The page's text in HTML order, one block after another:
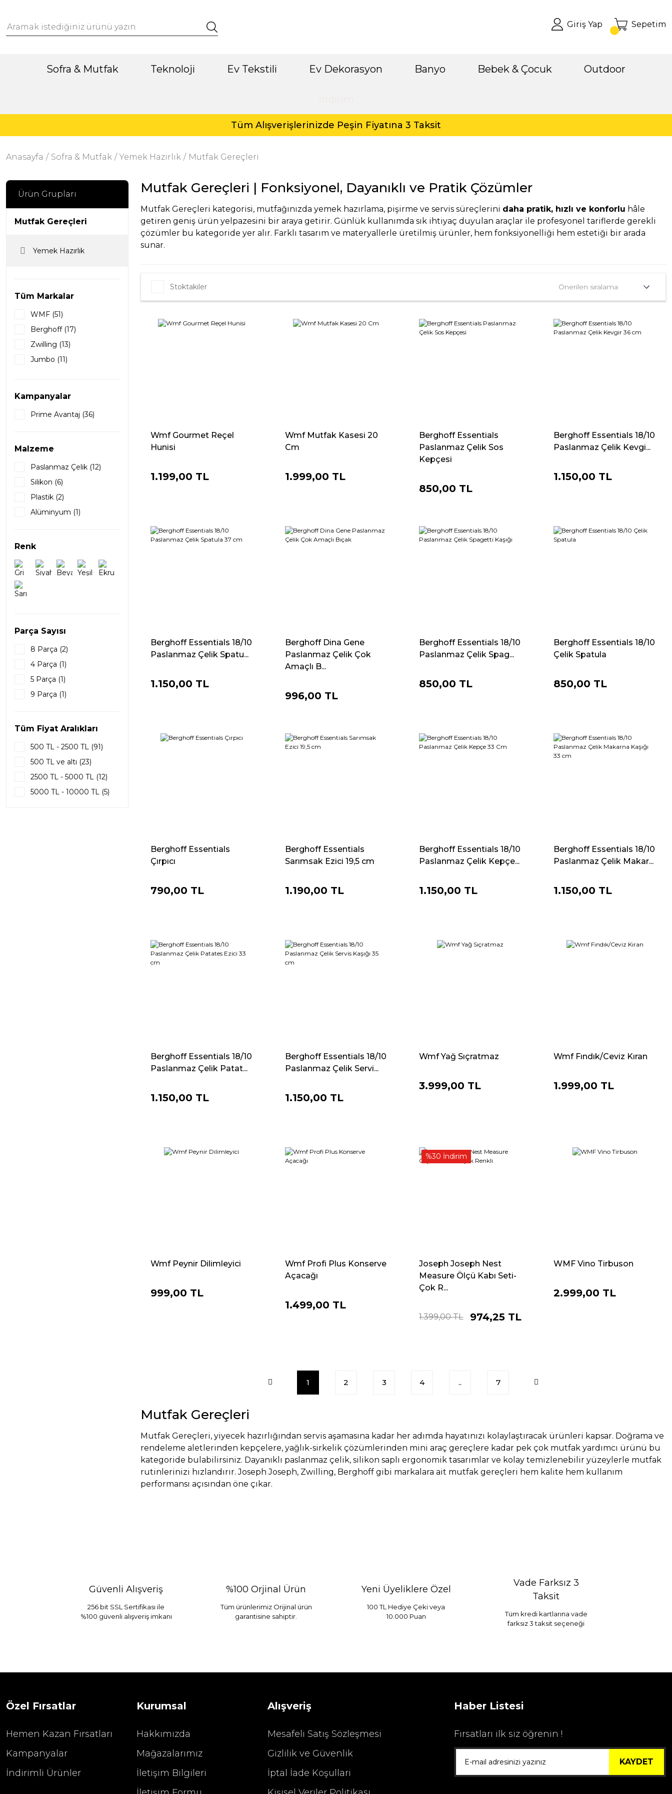
Giriş Yap Sepetim
Sofra & Mutfak Teknoloji Ev Tekstili Ev Dekorasyon Banyo Bebek & Çocuk Outdoor
Tüm Alışverişlerinizde Peşin Fiyatına 3 Taksit
Anasayfa Sofra & Mutfak Yemek Hazırlık Mutfak Gereçleri
Ürün Grupları
Mutfak Gereçleri
Yemek Hazırlık
Tüm Markalar
WMF (51)
Berghoff (17)
Zwilling (13)
Jumbo (11)
The Mia (7)
Aryıldız (3)
AdHoc (2)
Porland (2)
Alessi (1)
Emile Henry (1)
Kampanyalar
Prime Avantaj (36)
Malzeme
Paslanmaz Çelik (12)
Silikon (6)
Plastik (2)
Alüminyum (1)
Renk
Parça Sayısı
8 Parça (2)
4 Parça (1)
5 Parça (1)
9 Parça (1)
Tüm Fiyat Aralıkları
500 TL - 2500 TL (91)
500 TL ve altı (23)
2500 TL - 5000 TL (12)
5000 TL - 10000 TL (5)
Mutfak Gereçleri | Fonksiyonel, Dayanıklı ve Pratik Çözümler
Mutfak Gereçleri kategorisi, mutfağınızda yemek hazırlama, pişirme ve servis süreçlerini daha pratik, hızlı ve konforlu hâle
getiren geniş ürün yelpazesini bir araya getirir. Günlük kullanımda sık ihtiyaç duyulan araçlar ile profesyonel tariflerde gerekli
çözümler bu kategoride yer alır. Farklı tasarım ve materyallerle üretilmiş ürünler, hem fonksiyonelliği hem estetiği bir arada
sunar.
Stoktakiler
Wmf Gourmet Reçel
Hunisi
1.199,00 TL
Wmf Mutfak Kasesi 20
Cm
1.999,00 TL
Berghoff Essentials
Paslanmaz Çelik Sos
Kepçesi
850,00 TL
Berghoff Essentials 18/10
Paslanmaz Çelik Kevgi...
1.150,00 TL
Berghoff Essentials 18/10
Paslanmaz Çelik Spatu...
1.150,00 TL
Berghoff Dina Gene
Paslanmaz Çelik Çok
Amaçlı B...
996,00 TL
Berghoff Essentials 18/10
Paslanmaz Çelik Spag...
850,00 TL
Berghoff Essentials 18/10
Çelik Spatula
850,00 TL
Berghoff Essentials
Çırpıcı
790,00 TL
Berghoff Essentials
Sarımsak Ezici 19,5 cm
1.190,00 TL
Berghoff Essentials 18/10
Paslanmaz Çelik Kepçe...
1.150,00 TL
Berghoff Essentials 18/10
Paslanmaz Çelik Makar...
1.150,00 TL
Berghoff Essentials 18/10
Paslanmaz Çelik Patat...
1.150,00 TL
Berghoff Essentials 18/10
Paslanmaz Çelik Servi...
1.150,00 TL
Wmf Yağ Sıçratmaz
3.999,00 TL
Wmf Fındık/Ceviz Kıran
1.999,00 TL
Wmf Peynir Dilimleyici
999,00 TL
Wmf Profi Plus Konserve
Açacağı
1.499,00 TL
%30 İndirim
Joseph Joseph Nest
Measure Ölçü Kabı Seti-
Çok R...
1.399,00 TL 974,25 TL
WMF Vino Tirbuson
2.999,00 TL
1 2 3 4 .. 7
Mutfak Gereçleri
Mutfak Gereçleri, yiyecek hazırlığından servis aşamasına kadar her adımda hayatınızı kolaylaştıracak ürünleri kapsar. Doğrama ve
rendeleme aletlerinden kepçelere, yağlık-sirkelik çözümlerinden mini araç gereçlere kadar pek çok mutfak yardımcı ürünü bu
kategoride bulabilirsiniz. Dayanıklı paslanmaz çelik, silikon saplı ergonomik tasarımlar ve kolay temizlenebilir yüzeylerle mutfak
rutinlerinizi hızlandırır. Joseph Joseph, Zwilling, Berghoff gibi markalara ait mutfak gereçleri hem kalite hem kullanım
performansı açısından öne çıkar.
Güvenli Alışveriş
256 bit SSL Sertifikası ile
%100 güvenli alışveriş imkanı
%100 Orjinal Ürün
Tüm ürünlerimiz Orijinal ürün
garantisine sahiptir.
Yeni Üyeliklere Özel
100 TL Hediye Çeki veya
10.000 Puan
Vade Farksız 3
Taksit
Tüm kredi kartlarına vade
farksız 3 taksit seçeneği
Özel Fırsatlar
Hemen Kazan Fırsatları
Kampanyalar
İndirimli Ürünler
Kurumsal
Hakkımızda
Mağazalarımız
İletişim Bilgileri
Alışveriş
Mesafeli Satış Sözleşmesi
Gizlilik ve Güvenlik
İptal İade Koşullari
Haber Listesi
Fırsatları ilk siz öğrenin !
KAYDET